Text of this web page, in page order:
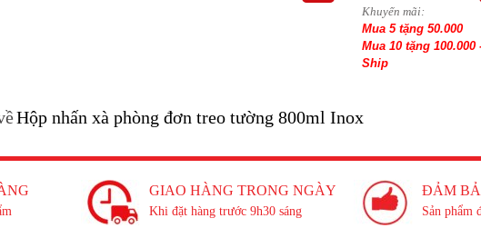
Khuyến mãi:
Mua 5 tặng 50.000
Mua 10 tặng 100.000
Ship
Hộp nhấn xà phòng đơn treo tường 800ml Inox
GIAO HÀNG TRONG NGÀY
Khi đặt hàng trước 9h30 sáng
ĐẢM
Sản phẩm